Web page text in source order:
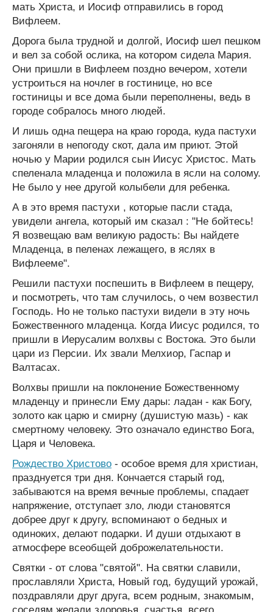
мать Христа, и Иосиф отправились в город
Вифлеем.
Дорога была трудной и долгой, Иосиф шел пешком
и вел за собой ослика, на котором сидела Мария.
Они пришли в Вифлеем поздно вечером, хотели
устроиться на ночлег в гостинице, но все
гостиницы и все дома были переполнены, ведь в
городе собралось много людей.
И лишь одна пещера на краю города, куда пастухи
загоняли в непогоду скот, дала им приют. Этой
ночью у Марии родился сын Иисус Христос. Мать
спеленала младенца и положила в ясли на солому.
Не было у нее другой колыбели для ребенка.
А в это время пастухи , которые пасли стада,
увидели ангела, который им сказал : "Не бойтесь!
Я возвещаю вам великую радость: Вы найдете
Младенца, в пеленах лежащего, в яслях в
Вифлееме".
Решили пастухи поспешить в Вифлеем в пещеру,
и посмотреть, что там случилось, о чем возвестил
Господь. Но не только пастухи видели в эту ночь
Божественного младенца. Когда Иисус родился, то
пришли в Иерусалим волхвы с Востока. Это были
цари из Персии. Их звали Мелхиор, Гаспар и
Валтасах.
Волхвы пришли на поклонение Божественному
младенцу и принесли Ему дары: ладан - как Богу,
золото как царю и смирну (душистую мазь) - как
смертному человеку. Это означало единство Бога,
Царя и Человека.
Рождество Христово - особое время для христиан,
празднуется три дня. Кончается старый год,
забываются на время вечные проблемы, спадает
напряжение, отступает зло, люди становятся
добрее друг к другу, вспоминают о бедных и
одиноких, делают подарки. И души отдыхают в
атмосфере всеобщей доброжелательности.
Святки - от слова "святой". На святки славили,
прославляли Христа, Новый год, будущий урожай,
поздравляли друг друга, всем родным, знакомым,
соседям желали здоровья, счастья, всего